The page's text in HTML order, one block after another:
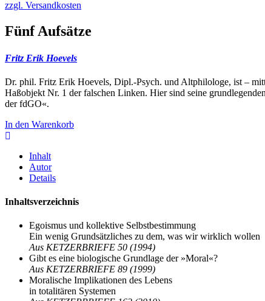
zzgl. Versandkosten
Fünf Aufsätze
Fritz Erik Hoevels
Dr. phil. Fritz Erik Hoevels, Dipl.-Psych. und Altphilologe, ist –
Haßobjekt Nr. 1 der falschen Linken. Hier sind seine
der fdGO«.
In den Warenkorb
Inhalt
Autor
Details
Inhaltsverzeichnis
Egoismus und kollektive Selbstbestimmung
Ein wenig Grundsätzliches zu dem, was wir wirklich wollen
Aus KETZERBRIEFE 50 (1994)
Gibt es eine biologische Grundlage der »Moral«?
Aus KETZERBRIEFE 89 (1999)
Moralische Implikationen des Lebens
in totalitären Systemen